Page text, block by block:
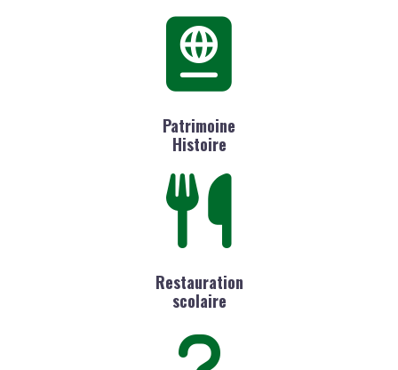
Patrimoine
Histoire
Restauration
scolaire